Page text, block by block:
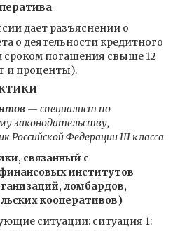
дает разъяснении о
о деятельности кредитного
сроком погашения свыше 12
и проценты).
— специалист по
законодательству,
Российской Федерации III класса
связанный с
институтов
ломбардов,
кооперативов)
ситуации: ситуация 1: